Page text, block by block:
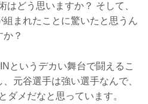
どう思いますか？ そして、
組まれたことに驚いたと思うん
？
というデカい舞台で闘えるこ
元谷選手は強い選手なんで、
ダメだなと思っています。